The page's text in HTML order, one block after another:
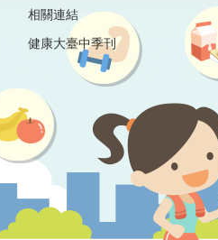
相關連結
健康大臺中季刊